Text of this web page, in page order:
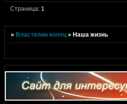
Страница:1
»Властелин колец »Наша жизнь